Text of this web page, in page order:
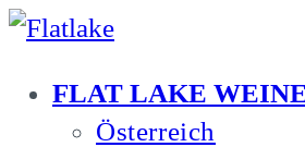
Zum
springen
FLAT LAKE
Österreich